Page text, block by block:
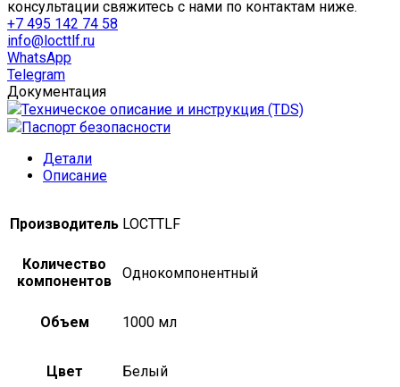
513,
1000
мл
консультации свяжитесь с нами по контактам ниже.
+7 495 142 74 58
info@locttlf.ru
WhatsApp
Telegram
Документация
Техническое описание и инструкция (TDS)
Паспорт безопасности
Детали
Описание
Производитель LOCTTLF
Количество
компонентов
Однокомпонентный
Объем 1000 мл
Цвет Белый